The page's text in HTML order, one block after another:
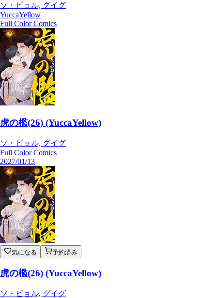
ソ・ビョル, グイグ
YuccaYellow
Full Color Comics
虎の檻(26) (YuccaYellow)
ソ・ビョル, グイグ
Full Color Comics
2027/01/13
気になる 予約済み
虎の檻(26) (YuccaYellow)
ソ・ビョル, グイグ